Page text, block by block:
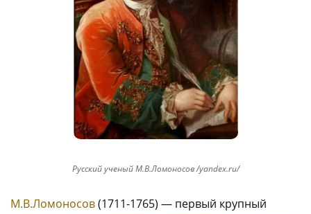
Русский ученый М.В.Ломоносов /yandex.ru/
М.В.Ломоносов(1711-1765) — первый крупный